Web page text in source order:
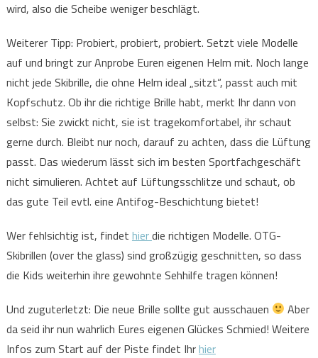
wird, also die Scheibe weniger beschlägt.
Weiterer Tipp: Probiert, probiert, probiert. Setzt viele Modelle
auf und bringt zur Anprobe Euren eigenen Helm mit. Noch lange
nicht jede Skibrille, die ohne Helm ideal „sitzt“, passt auch mit
Kopfschutz. Ob ihr die richtige Brille habt, merkt Ihr dann von
selbst: Sie zwickt nicht, sie ist tragekomfortabel, ihr schaut
gerne durch. Bleibt nur noch, darauf zu achten, dass die Lüftung
passt. Das wiederum lässt sich im besten Sportfachgeschäft
nicht simulieren. Achtet auf Lüftungsschlitze und schaut, ob
das gute Teil evtl. eine Antifog-Beschichtung bietet!
Wer fehlsichtig ist, findet hierdie richtigen Modelle. OTG-
Skibrillen (over the glass) sind großzügig geschnitten, so dass
die Kids weiterhin ihre gewohnte Sehhilfe tragen können!
Und zuguterletzt: Die neue Brille sollte gut ausschauen
Aber
da seid ihr nun wahrlich Eures eigenen Glückes Schmied! Weitere
Infos zum Start auf der Piste findet Ihrhier